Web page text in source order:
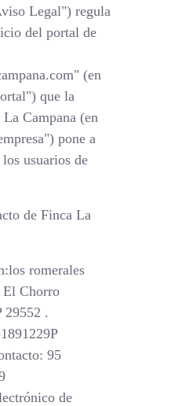
Legal") regula
del portal de
(en
que la
Campana (en
pone a
usuarios de
de Finca La
los romerales
El Chorro
29552 .
95
de